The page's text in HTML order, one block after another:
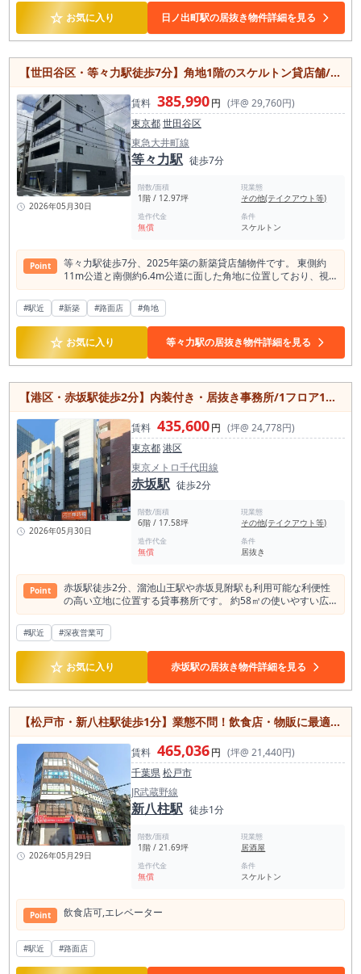
☆ お気に入り 日ノ出町駅の居抜き物件詳細を見る
【世田谷区・等々力駅徒歩7分】角地1階のスケルトン貸店舗/自由な店舗づくりができる新築テナント/飲食店相談可
2026年05月30日
賃料 385,990円 (坪@ 29,760円)
東京都世田谷区
東急大井町線
等々力駅 徒歩7分
階数/面積
1階 / 12.97坪
現業態
その他(テイクアウト等)
造作代金
無償
条件
スケルトン
Point
等々力駅徒歩7分、2025年築の新築貸店舗物件です。 東側約
11m公道と南側約6.4m公道に面した角地に位置しており、視
認性の高い1階区画として集客効果が期待できます。 約42㎡の
使いやすい広さで、カフェやテイクアウト店、物販店、美容系
サロン、サービス店舗など幅広い業種に対応可能。 飲食店の出
店も相談できます。 スケルトン渡しのため、内装やレイアウト
を自由に設計でき、コンセプトに合わせた理想の店舗づくりを
実現しやすい点も魅力です。 さらにフリーレント1ヶ月付きの
ため、開業準備期間のコストを抑えられます。オートロックや
防犯カメラ、シャッターを備え、防犯面にも配慮された環境。
新築ならではの清潔感と自由度を兼ね備えた、開業や移転にお
すすめの路面店舗です。
#駅近 #新築 #路面店 #角地
☆ お気に入り 等々力駅の居抜き物件詳細を見る
【港区・赤坂駅徒歩2分】内装付き・居抜き事務所/1フロア1テナント/24時間利用可能/軽飲食相談可
2026年05月30日
賃料 435,600円 (坪@ 24,778円)
東京都港区
東京メトロ千代田線
赤坂駅 徒歩2分
階数/面積
6階 / 17.58坪
現業態
その他(テイクアウト等)
造作代金
無償
条件
居抜き
Point
赤坂駅徒歩2分、溜池山王駅や赤坂見附駅も利用可能な利便性
の高い立地に位置する貸事務所です。 約58㎡の使いやすい広
さに加え、内装付き・居抜き物件のため、初期費用や工事期間
を抑えながらスムーズに事業をスタートできる点が魅力。 1フ
ロア1テナント仕様で独立性が高く、来客対応の多い業種にも
適しています。 24時間利用可能なため、業務スタイルに合わ
せた柔軟な運営が可能。 事務所利用はもちろん、サービス店舗
や予約制サロンなど業種相談も可能で、軽飲食についてもご相
談いただけます。 専有部分にトイレを備え、個別空調やインタ
ーネット対応など、快適なビジネス環境をサポートする設備も
充実。 都心の主要エリアへアクセスしやすい赤坂で、開業や移
転をお考えの方におすすめの物件です。
#駅近 #深夜営業可
☆ お気に入り 赤坂駅の居抜き物件詳細を見る
【松戸市・新八柱駅徒歩1分】業態不問！飲食店・物販に最適な21坪の1階路面店（EVあり）
2026年05月29日
賃料 465,036円 (坪@ 21,440円)
千葉県松戸市
JR武蔵野線
新八柱駅 徒歩1分
階数/面積
1階 / 21.69坪
現業態
居酒屋
造作代金
無償
条件
スケルトン
Point 飲⾷店可,エレベーター
#駅近 #路面店